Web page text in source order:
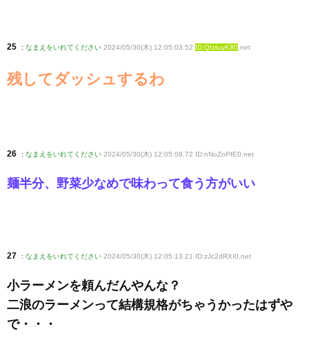
25 : なまえをいれてください 2024/05/30(木) 12:05:03.52 ID:QIztuyK80 .net
残してダッシュするわ
26 : なまえをいれてください 2024/05/30(木) 12:05:08.72 ID:nNoZoPfE0 .net
麺半分、野菜少なめで味わって食う方がいい
27 : なまえをいれてください 2024/05/30(木) 12:05:13.21 ID:zJc2dRXI0 .net
小ラーメンを頼んだんやんな？
二浪のラーメンって結構規格がちゃうかったはずや
で・・・